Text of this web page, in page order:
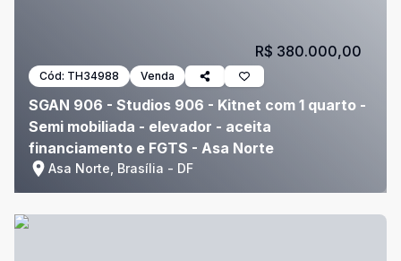
Cód: TH34988 Venda
SGAN 906 - Studios 906 - Kitnet com 1 quarto -
Semi mobiliada - elevador - aceita
financiamento e FGTS - Asa Norte
Asa Norte, Brasília - DF
R$ 380.000,00